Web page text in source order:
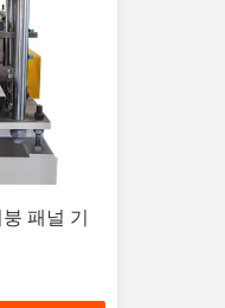
패널 기